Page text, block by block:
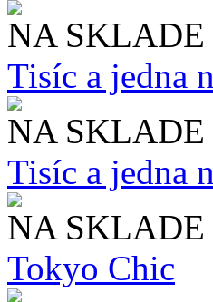
NA SKLADE
Tisíc a jedna
NA SKLADE
Tisíc a jedna
NA SKLADE
Tokyo Chic